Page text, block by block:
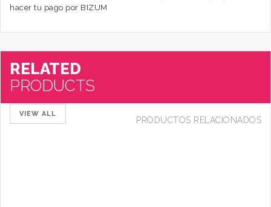
hacer tu pago por BIZUM
RELATED
PRODUCTS
PRODUCTOS RELACIONADOS
VIEW ALL